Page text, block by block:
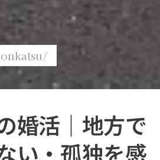
婚活｜地方で
い・孤独を感